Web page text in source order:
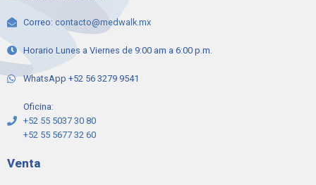
Correo: contacto@medwalk.mx
Horario Lunes a Viernes de 9:00 am a 6:00 p.m.
WhatsApp +52 56 3279 9541
Oficina:
+52 55 5037 30 80
+52 55 5677 32 60
Venta